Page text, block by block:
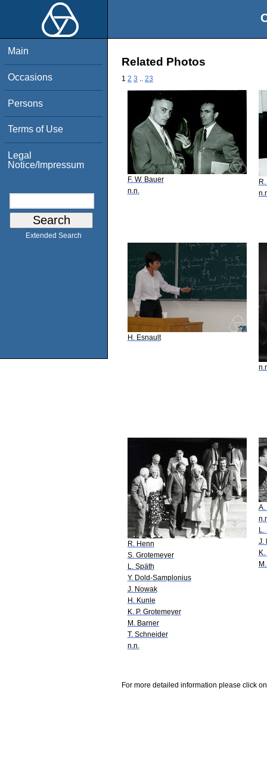
Main
Occasions
Persons
Terms of Use
Legal
Notice/Impressum
Extended Search
Related Photos
1 2 3 23
F. W. Bauer
n.n.
H. Esnault
R. Henn
S. Grotemeyer
L. Späth
Y. Dold-Samplonius
J. Nowak
H. Kunle
K. P. Grotemeyer
M. Barner
T. Schneider
n.n.
A.
L.
J.
K.
For more detailed information please click